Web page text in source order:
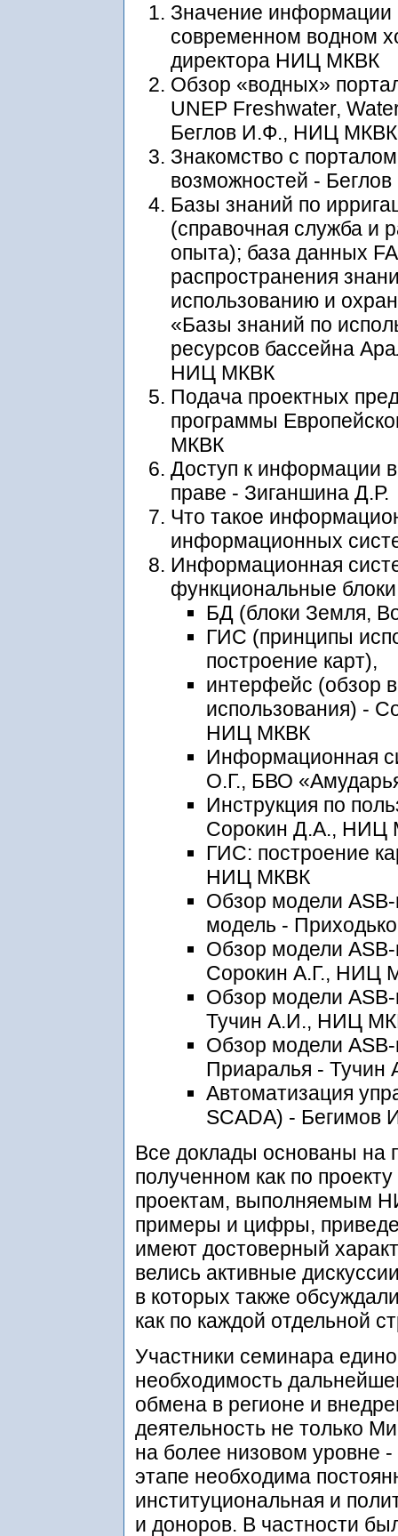
Значение
современном водном
директора НИЦ МКВК
Обзор «водных»
UNEP Freshwater,
Беглов И.Ф., НИЦ МКВК
Знакомство с
возможностей -
Базы знаний по
(справочная служба и
опыта); база данных
распространения
использованию и
«Базы знаний по
ресурсов бассейна
НИЦ МКВК
Подача проектных
программы
МКВК
Доступ к информации
праве - Зиганшина Д.Р.
Что такое
информационных
Информационная
функциональные
БД (блоки Земля,
ГИС (принципы
построение карт),
интерфейс (обзор
использования) -
НИЦ МКВК
Информационная
О.Г., БВО
Инструкция по
Сорокин Д.А., НИЦ
ГИС: построение
НИЦ МКВК
Обзор модели
модель -
Обзор модели ASB-
Сорокин А.Г., НИЦ
Обзор модели
Тучин А.И., НИЦ
Обзор модели
Приаралья -
Автоматизация
SCADA) -
Все доклады основаны на
полученном как по
проектам, выполняемым
примеры и цифры,
имеют достоверный
велись активные
в которых также
как по каждой отдельной
Участники семинара
необходимость
обмена в регионе и
деятельность не только
на более низовом уровне
этапе необходима
институциональная и
и доноров. В частности